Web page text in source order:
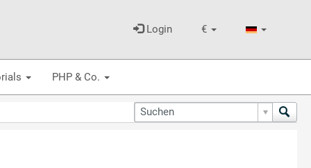
€
Login
PHP & Co.